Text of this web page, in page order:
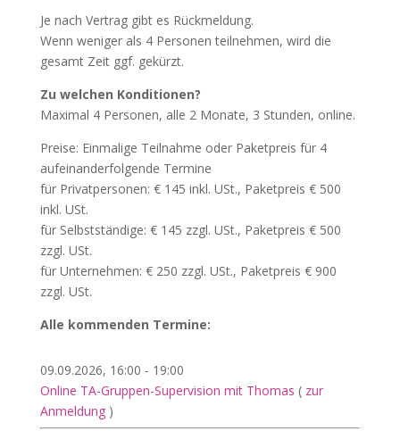
Je nach Vertrag gibt es Rückmeldung.
Wenn weniger als 4 Personen teilnehmen, wird die
gesamt Zeit ggf. gekürzt.
Zu welchen Konditionen?
Maximal 4 Personen, alle 2 Monate, 3 Stunden, online.
Preise: Einmalige Teilnahme oder Paketpreis für 4
aufeinanderfolgende Termine
für Privatpersonen: € 145 inkl. USt., Paketpreis € 500
inkl. USt.
für Selbstständige: € 145 zzgl. USt., Paketpreis € 500
zzgl. USt.
für Unternehmen: € 250 zzgl. USt., Paketpreis € 900
zzgl. USt.
Alle kommenden Termine:
09.09.2026, 16:00 - 19:00
Online TA-Gruppen-Supervision mit Thomas ( zur
Anmeldung)